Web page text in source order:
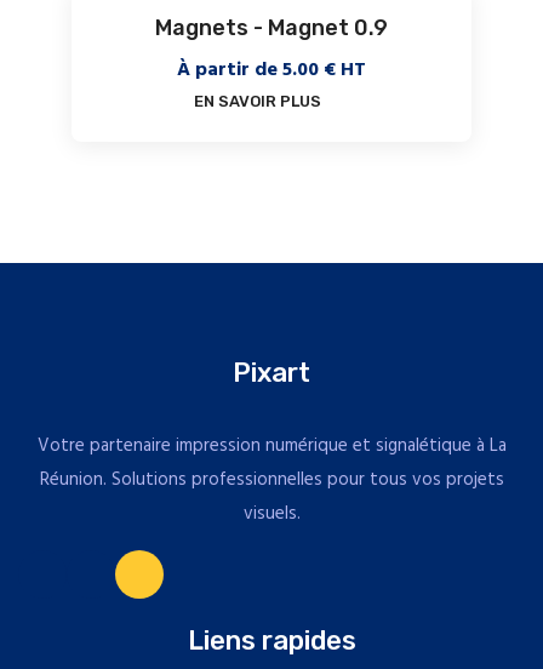
Magnets - Magnet 0.9
À partir de5.00€ HT
EN SAVOIR PLUS
Pixart
Votre partenaire impression numérique et signalétique à La
Réunion. Solutions professionnelles pour tous vos projets
visuels.
Liens rapides